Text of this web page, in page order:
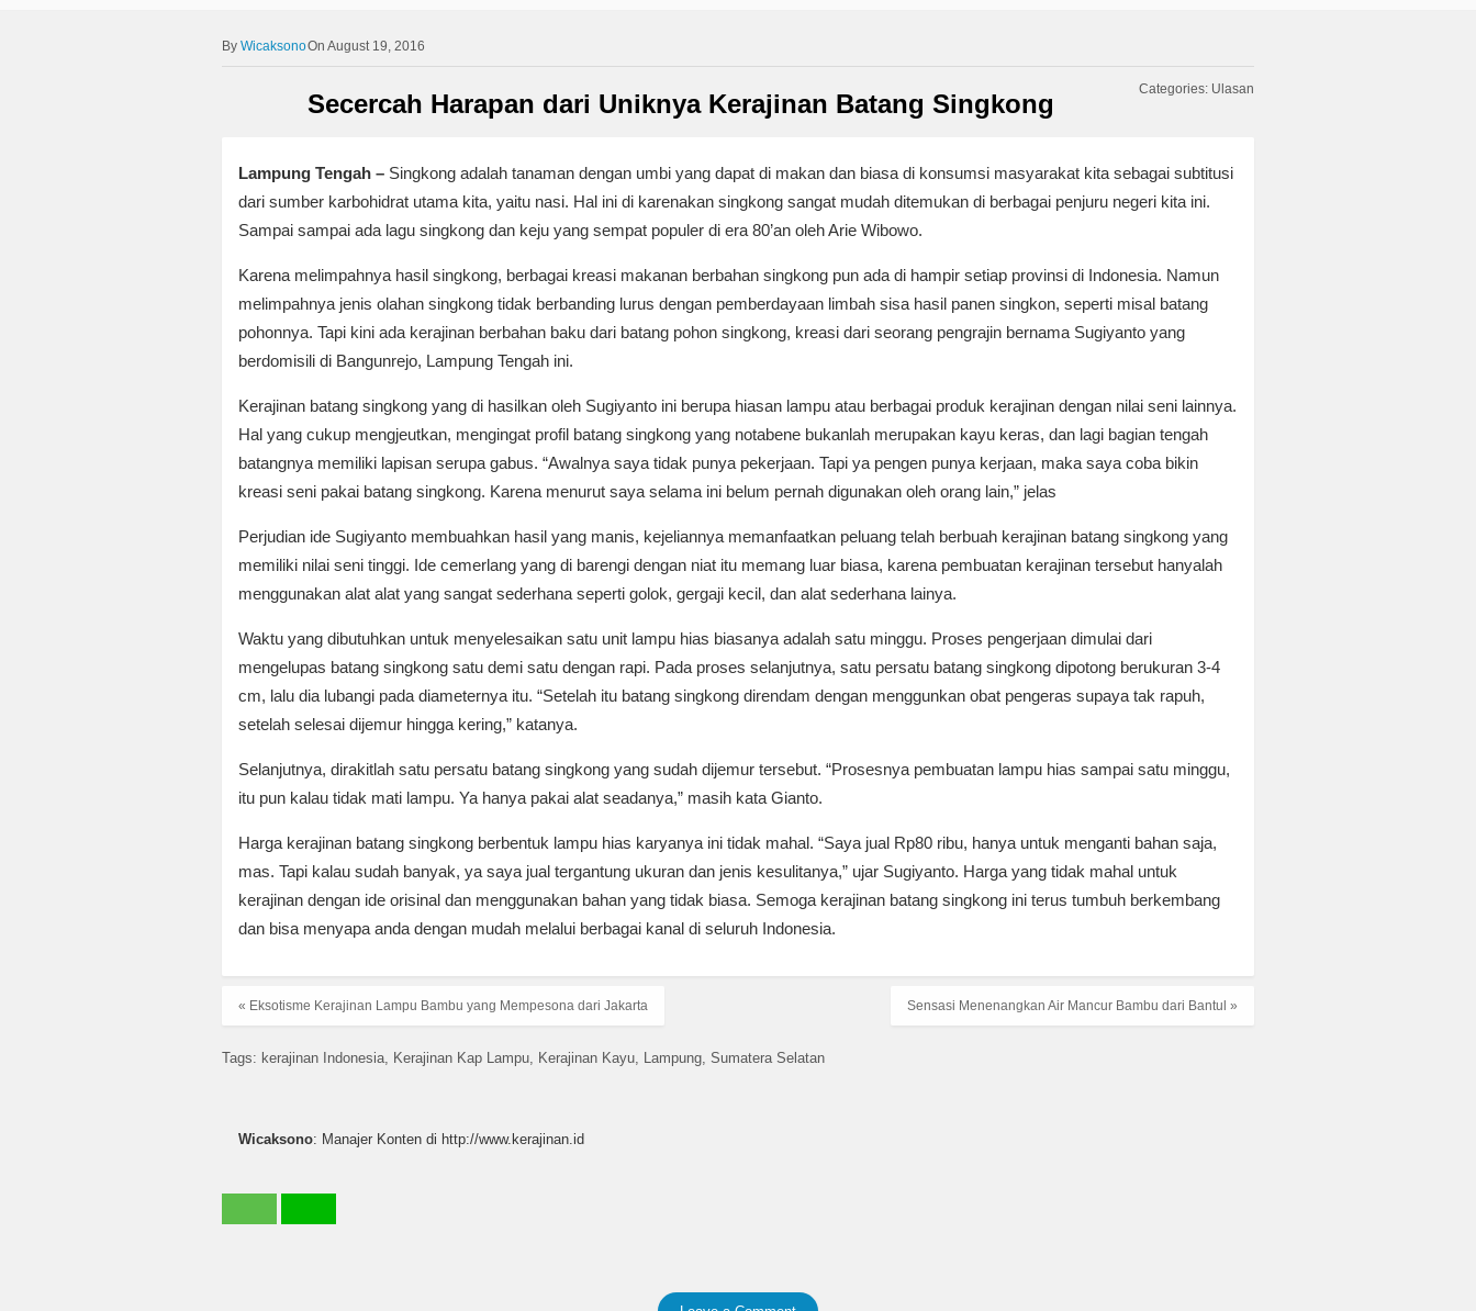
WicaksonoOn August 19, 2016
Categories: Ulasan
Secercah Harapan dari Uniknya Kerajinan Batang Singkong
Lampung Tengah –Singkong adalah tanaman dengan umbi yang dapat di makan dan biasa di konsumsi masyarakat kita sebagai subtitusi
dari sumber karbohidrat utama kita, yaitu nasi. Hal ini di karenakan singkong sangat mudah ditemukan di berbagai penjuru negeri kita ini.
Sampai sampai ada lagu singkong dan keju yang sempat populer di era 80’an oleh Arie Wibowo.
Karena melimpahnya hasil singkong, berbagai kreasi makanan berbahan singkong pun ada di hampir setiap provinsi di Indonesia. Namun
melimpahnya jenis olahan singkong tidak berbanding lurus dengan pemberdayaan limbah sisa hasil panen singkon, seperti misal batang
pohonnya. Tapi kini ada kerajinan berbahan baku dari batang pohon singkong, kreasi dari seorang pengrajin bernama Sugiyanto yang
berdomisili di Bangunrejo, Lampung Tengah ini.
Kerajinan batang singkong yang di hasilkan oleh Sugiyanto ini berupa hiasan lampu atau berbagai produk kerajinan dengan nilai seni lainnya.
Hal yang cukup mengjeutkan, mengingat profil batang singkong yang notabene bukanlah merupakan kayu keras, dan lagi bagian tengah
batangnya memiliki lapisan serupa gabus. “Awalnya saya tidak punya pekerjaan. Tapi ya pengen punya kerjaan, maka saya coba bikin
kreasi seni pakai batang singkong. Karena menurut saya selama ini belum pernah digunakan oleh orang lain,” jelas
Perjudian ide Sugiyanto membuahkan hasil yang manis, kejeliannya memanfaatkan peluang telah berbuah kerajinan batang singkong yang
memiliki nilai seni tinggi. Ide cemerlang yang di barengi dengan niat itu memang luar biasa, karena pembuatan kerajinan tersebut hanyalah
menggunakan alat alat yang sangat sederhana seperti golok, gergaji kecil, dan alat sederhana lainya.
Waktu yang dibutuhkan untuk menyelesaikan satu unit lampu hias biasanya adalah satu minggu. Proses pengerjaan dimulai dari
mengelupas batang singkong satu demi satu dengan rapi. Pada proses selanjutnya, satu persatu batang singkong dipotong berukuran 3-4
cm, lalu dia lubangi pada diameternya itu. “Setelah itu batang singkong direndam dengan menggunkan obat pengeras supaya tak rapuh,
setelah selesai dijemur hingga kering,” katanya.
Selanjutnya, dirakitlah satu persatu batang singkong yang sudah dijemur tersebut. “Prosesnya pembuatan lampu hias sampai satu minggu,
itu pun kalau tidak mati lampu. Ya hanya pakai alat seadanya,” masih kata Gianto.
Harga kerajinan batang singkong berbentuk lampu hias karyanya ini tidak mahal. “Saya jual Rp80 ribu, hanya untuk menganti bahan saja,
mas. Tapi kalau sudah banyak, ya saya jual tergantung ukuran dan jenis kesulitanya,” ujar Sugiyanto. Harga yang tidak mahal untuk
kerajinan dengan ide orisinal dan menggunakan bahan yang tidak biasa. Semoga kerajinan batang singkong ini terus tumbuh berkembang
dan bisa menyapa anda dengan mudah melalui berbagai kanal di seluruh Indonesia.
Sensasi Menenangkan Air Mancur Bambu dari Bantul »
« Eksotisme Kerajinan Lampu Bambu yang Mempesona dari Jakarta
Tags: kerajinan Indonesia Kerajinan Kap Lampu Kerajinan Kayu Lampung Sumatera Selatan
Wicaksono: Manajer Konten di http://www.kerajinan.id